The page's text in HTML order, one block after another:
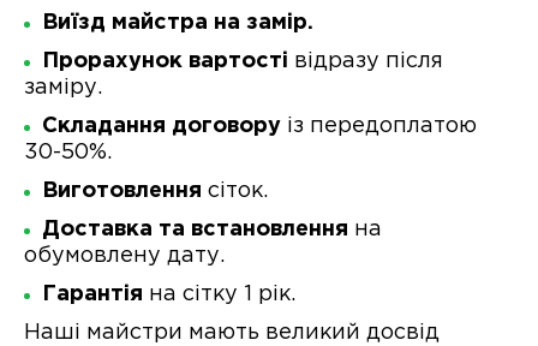
Виїзд майстра на замір.
Прорахунок вартості відразу після
заміру.
Складання договору із передоплатою
30-50%.
Виготовлення сіток.
Доставка та встановлення на
обумовлену дату.
Гарантія на сітку 1 рік.
Наші майстри мають великий досвід